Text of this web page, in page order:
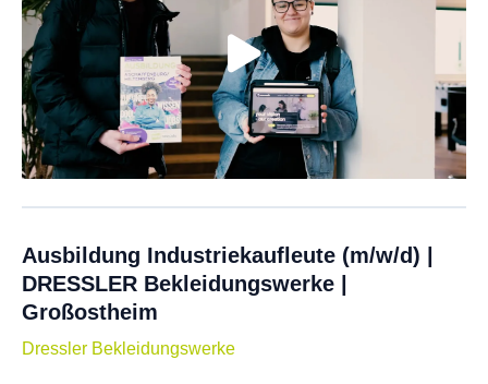
Ausbildung Industriekaufleute (m/w/d) |
DRESSLER Bekleidungswerke |
Großostheim
Dressler Bekleidungswerke